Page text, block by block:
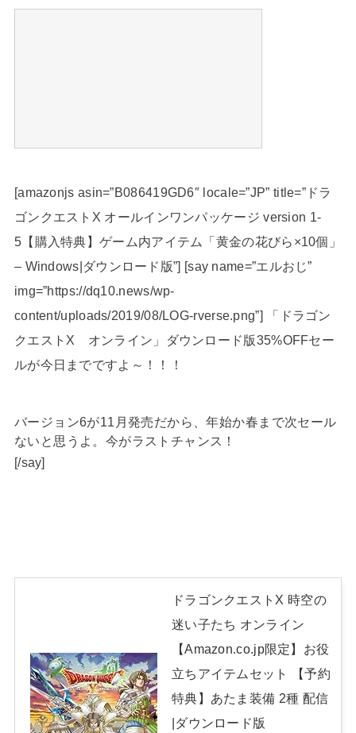
[amazonjs asin=”B086419GD6″ locale=”JP” title=”ドラ
ゴンクエストX オールインワンパッケージ version 1-
5【購入特典】ゲーム内アイテム「黄金の花びら×10個」
– Windows|ダウンロード版”] [say name=”エルおじ”
img=”https://dq10.news/wp-
content/uploads/2019/08/LOG-rverse.png”] 「ドラゴン
クエストX オンライン」ダウンロード版35%OFFセー
ルが今日までですよ～！！！
バージョン6が11月発売だから、年始か春まで次セール
ないと思うよ。今がラストチャンス！
[/say]
ドラゴンクエストX 時空の
迷い子たち オンライン
【Amazon.co.jp限定】お役
立ちアイテムセット 【予約
特典】あたま装備 2種 配信
|ダウンロード版